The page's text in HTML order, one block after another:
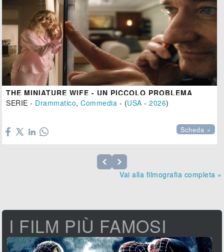
THE MINIATURE WIFE - UN PICCOLO PROBLEMA
SERIE - Drammatico,Commedia - (USA -2026)
Scheda »
Vai alla filmografia completa »
I FILM PIÙ FAMOSI